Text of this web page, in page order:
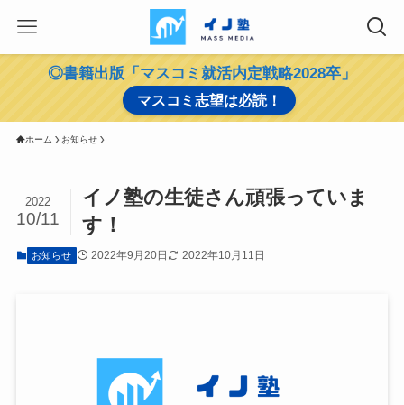
◎書籍出版「マスコミ就活内定戦略2028卒」
マスコミ志望は必読！
ホーム お知らせ
イノ塾の生徒さん頑張っていま
す！
2022
10/11
お知らせ 2022年9月20日 2022年10月11日